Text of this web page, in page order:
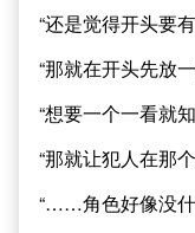
“还是觉得开头要
“那就在开头先放
“想要一个一看就
“那就让犯人在那
“……角色好像没